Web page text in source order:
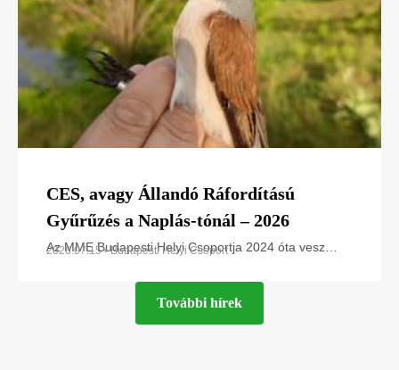
CES, avagy Állandó Ráfordítású
Gyűrűzés a Naplás-tónál – 2026
Az MME Budapesti Helyi Csoportja 2024 óta vesz
Constant Effort Sites) programban a Naplás-tó
2026.07.15 • Budapesti Helyi Csoport
További hírek